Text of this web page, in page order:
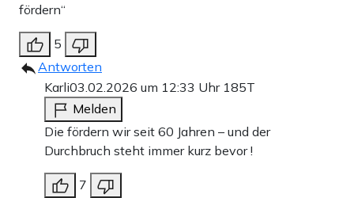
fördern“
5
Antworten
Karli03.02.2026 um 12:33 Uhr 185T
Melden
Die fördern wir seit 60 Jahren – und der
Durchbruch steht immer kurz bevor !
7